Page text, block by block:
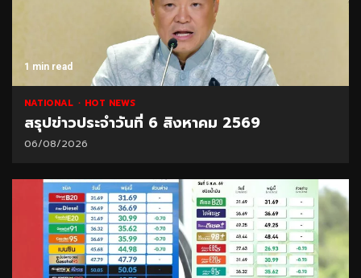
1 min read
NATIONAL HOT NEWS
สรุปข่าวประจำวันที่ 6 สิงหาคม 2569
06/08/2026